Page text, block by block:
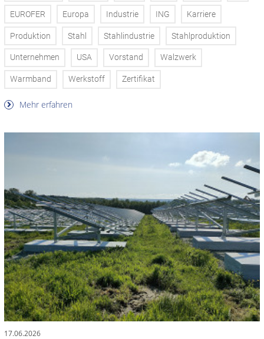
EUROFER Europa Industrie ING Karriere
Produktion Stahl Stahlindustrie Stahlproduktion
Unternehmen USA Vorstand Walzwerk
Warmband Werkstoff Zertifikat
Mehr erfahren
17.06.2026